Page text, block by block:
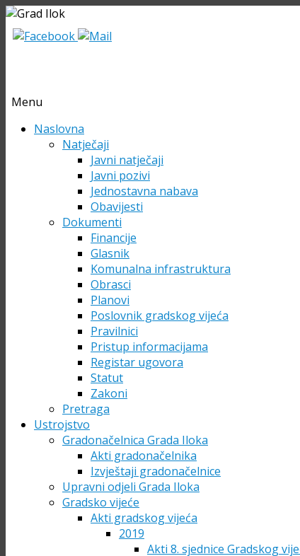
Menu
Skip Naslovna
Natječaji
Javni natječaji
Javni pozivi
Jednostavna nabava
Obavijesti
Dokumenti
Financije
Glasnik
Komunalna infrastruktura
Obrasci
Planovi
Poslovnik gradskog vijeća
Pravilnici
Pristup informacijama
Registar ugovora
Statut
Zakoni
Pretraga
Ustrojstvo
Gradonačelnica Grada Iloka
Akti gradonačelnika
Izvještaji gradonačelnice
Upravni odjeli Grada Iloka
Gradsko vijeće
Akti gradskog vijeća
2019
Akti 8. sjednice Gradskog